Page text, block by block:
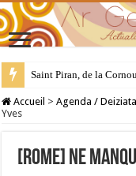
Saint Piran, de la
28 juillet : Saint Samson
Accueil > Agenda /
Yves
[ROME] Ne